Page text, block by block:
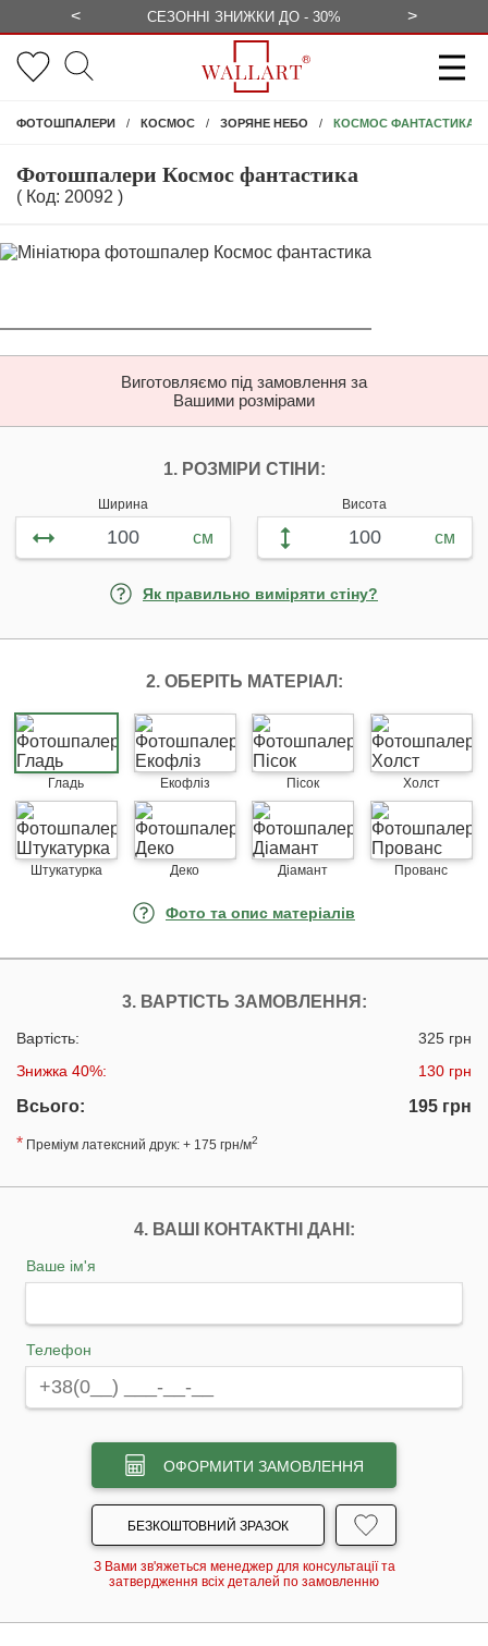
< СЕЗОННІ ЗНИЖКИ ДО - 30% >
ФОТОШПАЛЕРИ КОСМОС ЗОРЯНЕ НЕБО КОСМОС ФАНТАСТИКА
Фотошпалери Космос фантастика
( Код: 20092 )
Виготовляємо під замовлення за
Вашими розмірами
1. РОЗМІРИ СТІНИ:
Ширина
см
Висота
см
Як правильно виміряти стіну?
2. ОБЕРІТЬ МАТЕРІАЛ:
Гладь Екофліз Пісок Холст
Штукатурка Деко Діамант Прованс
Фото та опис матеріалів
3. ВАРТІСТЬ ЗАМОВЛЕННЯ:
Вартість:
325 грн
Знижка 40%:
130 грн
Всього:
195 грн
* Преміум латексний друк: + 175 грн/м2
4. ВАШІ КОНТАКТНІ ДАНІ:
Ваше ім'я
Телефон
ОФОРМИТИ ЗАМОВЛЕННЯ
БЕЗКОШТОВНИЙ ЗРАЗОК
З Вами зв'яжеться менеджер для консультації та
затвердження всіх деталей по замовленню